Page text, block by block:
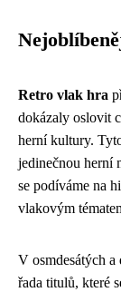
Retro vlak hra
dokázaly oslovit
herní kultury.
jedinečnou herní
se podíváme na
vlakovým
V osmdesátých a
řada titulů, které